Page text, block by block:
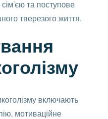
та поступове
тверезого життя.
включають
мотиваційне